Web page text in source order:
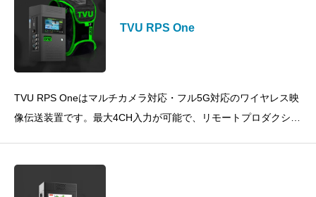
TVU RPS One
TVU RPS Oneはマルチカメラ対応・フル5G対応のワイヤレス映
像伝送装置です。最大4CH入力が可能で、リモートプロダクショ